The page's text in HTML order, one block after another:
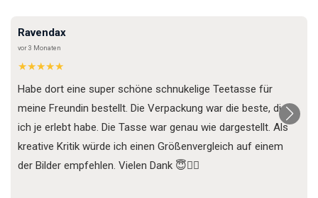
Ravendax
vor 3 Monaten
★★★★★
Habe dort eine super schöne schnukelige Teetasse für
meine Freundin bestellt. Die Verpackung war die beste, die
ich je erlebt habe. Die Tasse war genau wie dargestellt. Als
kreative Kritik würde ich einen Größenvergleich auf einem
der Bilder empfehlen. Vielen Dank 😇✌🏼